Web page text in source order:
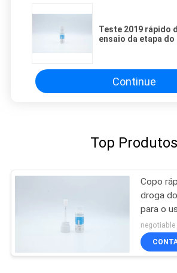
Teste 2019 rápido
ensaio da etapa do
Continue
Top Produtos
Copo
droga
para o
negotiable